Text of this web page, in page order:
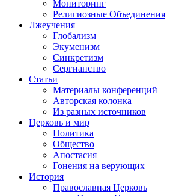
Мониторинг
Религиозные Объединения
Лжеучения
Глобализм
Экуменизм
Синкретизм
Сергианство
Статьи
Материалы конференций
Авторская колонка
Из разных источников
Церковь и мир
Политика
Общество
Апостасия
Гонения на верующих
История
Православная Церковь